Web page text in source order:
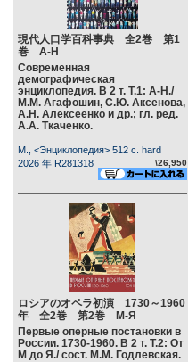
現代人口学百科事典 全2巻 第1
巻 А-Н
Современная
демографическая
энциклопедия. В 2 т. Т.1: А-Н./
М.М. Агафошин, С.Ю. Аксенова,
А.Н. Алексеенко и др.; гл. ред.
А.А. Ткаченко.
М., <Энциклопедия> 512 c. hard
2026 年 R281318
\26,950
ロシアのオペラ初演 1730～1960
年 全2巻 第2巻 М-Я
Первые оперные постановки в
России. 1730-1960. В 2 т. Т.2: От
М до Я./ сост. М.М. Годлевская.